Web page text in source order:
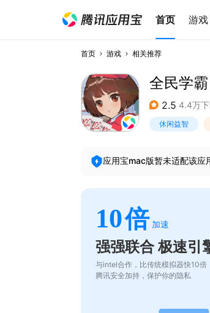
首页 游戏
首页 游戏 相关推荐
全民学霸
2.5 4.4万
休闲益智
应用宝mac版暂未适配该应
10倍 加速
强强联合 极速引
与intel合作，比传统模拟器快10倍
腾讯安全加持，保护你的隐私